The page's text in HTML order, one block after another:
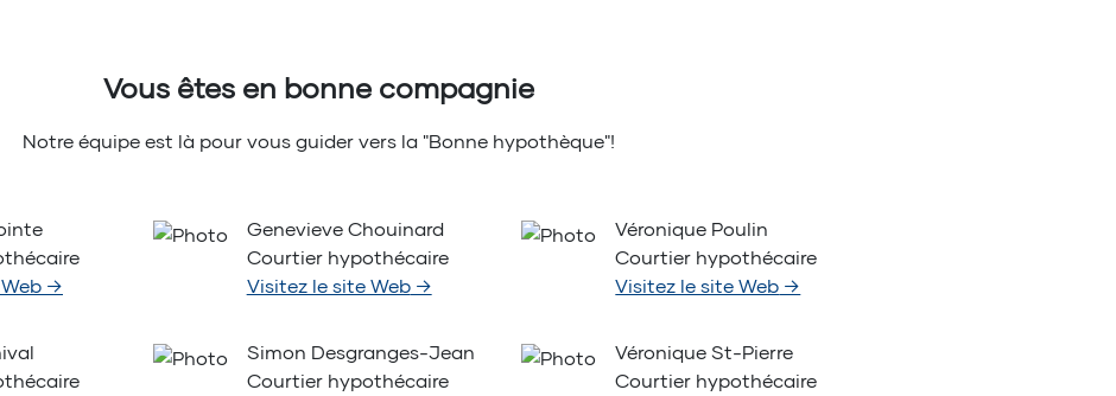
Vous êtes en bonne compagnie
Notre équipe est là pour vous guider vers la "Bonne hypothèque"!
→
Genevieve Chouinard
Courtier hypothécaire
Visitez le site Web→
Véronique Poulin
Courtier hypothécaire
Visitez le site Web →
Simon Desgranges-Jean
Courtier hypothécaire
Véronique St-Pierre
Courtier hypothécaire